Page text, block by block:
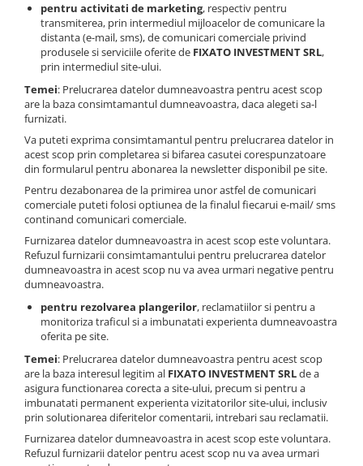
pentru activitati de marketing, respectiv pentru
transmiterea, prin intermediul mijloacelor de comunicare la
distanta (e-mail, sms), de comunicari comerciale privind
produsele si serviciile oferite de FIXATO INVESTMENT SRL,
prin intermediul site-ului.
Temei: Prelucrarea datelor dumneavoastra pentru acest scop
are la baza consimtamantul dumneavoastra, daca alegeti sa-l
furnizati.
Va puteti exprima consimtamantul pentru prelucrarea datelor in
acest scop prin completarea si bifarea casutei corespunzatoare
din formularul pentru abonarea la newsletter disponibil pe site.
Pentru dezabonarea de la primirea unor astfel de comunicari
comerciale puteti folosi optiunea de la finalul fiecarui e-mail/ sms
continand comunicari comerciale.
Furnizarea datelor dumneavoastra in acest scop este voluntara.
Refuzul furnizarii consimtamantului pentru prelucrarea datelor
dumneavoastra in acest scop nu va avea urmari negative pentru
dumneavoastra.
pentru rezolvarea plangerilor, reclamatiilor si pentru a
monitoriza traficul si a imbunatati experienta dumneavoastra
oferita pe site.
Temei: Prelucrarea datelor dumneavoastra pentru acest scop
are la baza interesul legitim al FIXATO INVESTMENT SRLde a
asigura functionarea corecta a site-ului, precum si pentru a
imbunatati permanent experienta vizitatorilor site-ului, inclusiv
prin solutionarea diferitelor comentarii, intrebari sau reclamatii.
Furnizarea datelor dumneavoastra in acest scop este voluntara.
Refuzul furnizarii datelor pentru acest scop nu va avea urmari